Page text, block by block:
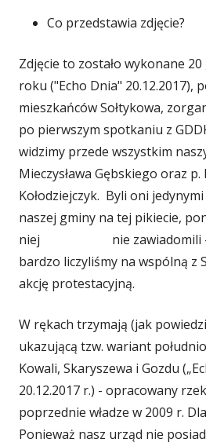
Co przedstawia zdjęcie?
Zdjęcie to zostało wykonane
roku ("Echo Dnia" 20.12.2017),
mieszkańców Sołtykowa,
po pierwszym spotkaniu z
widzimy przede wszystkim
Mieczysława Gębskiego oraz
Kołodziejczyk. Byli oni
naszej gminy na tej pikiecie,
niej nie zawiadomili -
bardzo liczyliśmy na wspólną z
akcję protestacyjną.
W rękach trzymają (jak
ukazującą tzw. wariant
Kowali, Skaryszewa i Gozdu
20.12.2017 r.) - opracowany
poprzednie władze w 2009 r.
Ponieważ nasz urząd nie